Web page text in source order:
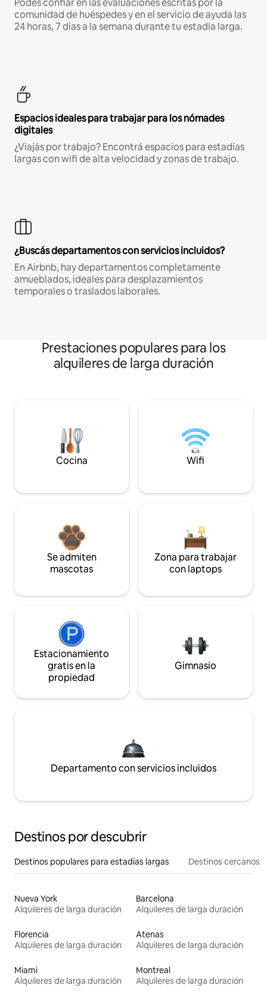
Podés confiar en las evaluaciones escritas por la
comunidad de huéspedes y en el servicio de ayuda las
24 horas, 7 días a la semana durante tu estadía larga.
Espacios ideales para trabajar para los nómades
digitales
¿Viajás por trabajo? Encontrá espacios para estadías
largas con wifi de alta velocidad y zonas de trabajo.
¿Buscás departamentos con servicios incluidos?
En Airbnb, hay departamentos completamente
amueblados, ideales para desplazamientos
temporales o traslados laborales.
Prestaciones populares para los
alquileres de larga duración
Cocina Wifi
Se admiten
mascotas
Zona para trabajar
con laptops
Estacionamiento
gratis en la
propiedad
Gimnasio
Departamento con servicios incluidos
Destinos por descubrir
Destinos populares para estadías largas Destinos cercanos
Nueva York
Alquileres de larga duración
Barcelona
Alquileres de larga duración
Florencia
Alquileres de larga duración
Atenas
Alquileres de larga duración
Miami
Alquileres de larga duración
Montreal
Alquileres de larga duración